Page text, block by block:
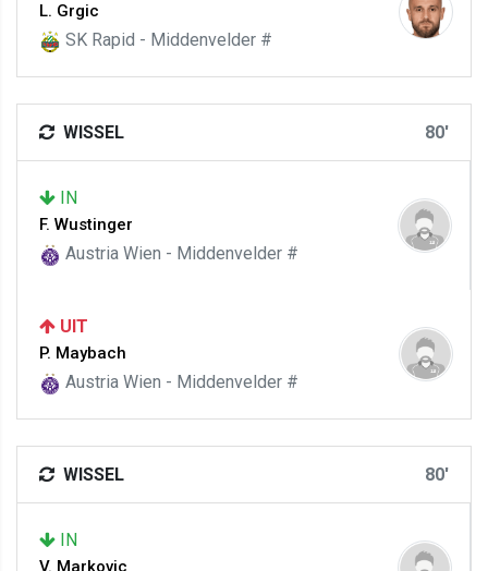
L. Grgic
SK Rapid - Middenvelder #
WISSEL 80'
IN
F. Wustinger
Austria Wien - Middenvelder #
UIT
P. Maybach
Austria Wien - Middenvelder #
WISSEL 80'
IN
V. Markovic